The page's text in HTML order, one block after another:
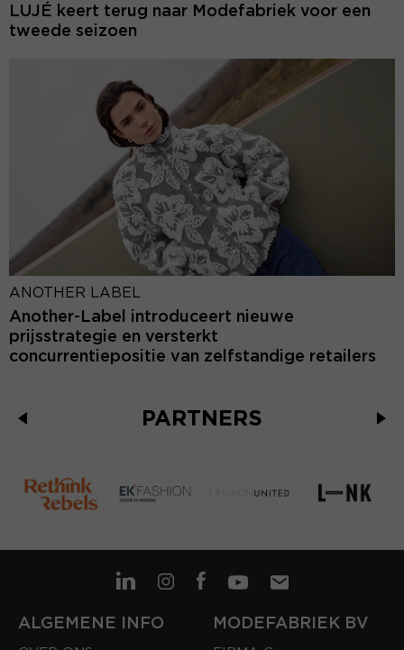
LUJÉ keert terug naar Modefabriek voor een
tweede seizoen
ANOTHER LABEL
Another-Label introduceert nieuwe
prijsstrategie en versterkt
concurrentiepositie van zelfstandige retailers
PARTNERS
ALGEMENE INFO MODEFABRIEK BV